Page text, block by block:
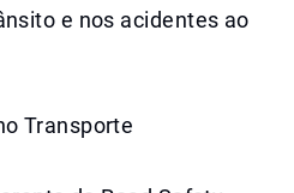
e nos acidentes ao
Transporte